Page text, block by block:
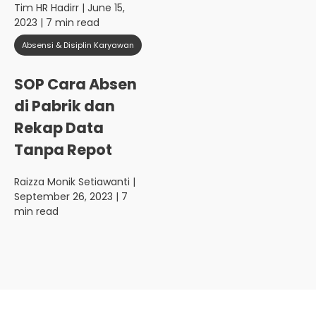
Tim HR Hadirr | June 15,
2023 | 7 min read
Absensi & Disiplin Karyawan
SOP Cara Absen
di Pabrik dan
Rekap Data
Tanpa Repot
Raizza Monik Setiawanti |
September 26, 2023 | 7
min read